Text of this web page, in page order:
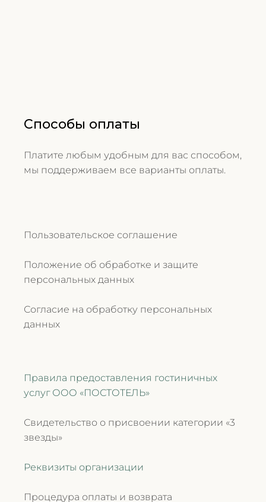
Способы оплаты
Платите любым удобным для вас способом,
мы поддерживаем все варианты оплаты.
Пользовательское соглашение
Положение об обработке и защите
персональных данных
Согласие на обработку персональных
данных
Правила предоставления гостиничных
услуг ООО «ПОСТОТЕЛЬ»
Свидетельство о присвоении категории «3
звезды»
Реквизиты организации
Процедура оплаты и возврата